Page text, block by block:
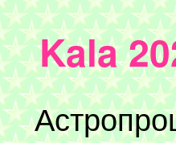
Kala